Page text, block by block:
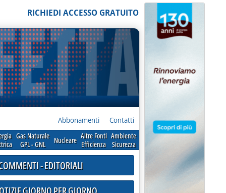
RICHIEDI ACCESSO GRATUITO
Abbonamenti Contatti
Gas Naturale
GPL - GNL
Nucleare Altre Fonti
Efficienza
Ambiente
Sicurezza
- EDITORIALI